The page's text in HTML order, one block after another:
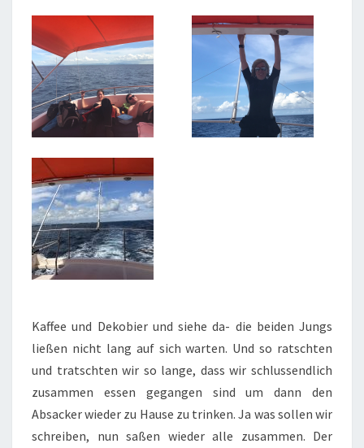
Kaffee und Dekobier und siehe da- die beiden Jungs
ließen nicht lang auf sich warten. Und so ratschten
und tratschten wir so lange, dass wir schlussendlich
zusammen essen gegangen sind um dann den
Absacker wieder zu Hause zu trinken. Ja was sollen wir
schreiben, nun saßen wieder alle zusammen. Der